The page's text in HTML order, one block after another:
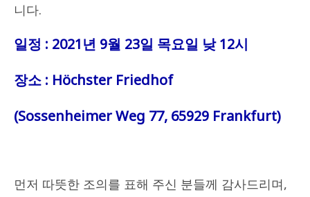
니다.
일정 : 2021년 9월 23일 목요일 낮 12시
장소 : Höchster Friedhof
(Sossenheimer Weg 77, 65929 Frankfurt)
먼저 따뜻한 조의를 표해 주신 분들께 감사드리며,